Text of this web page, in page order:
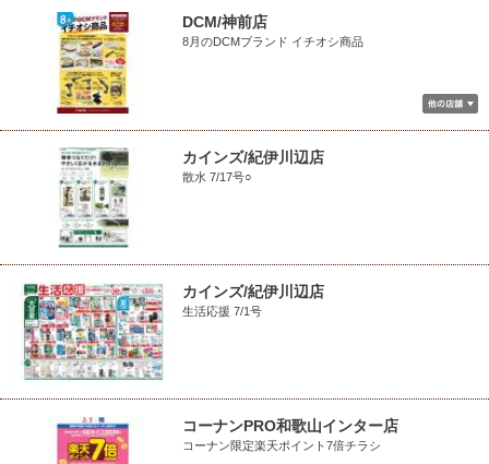
DCM/神前店
8月のDCMブランド イチオシ商品
カインズ/紀伊川辺店
散水 7/17号○
カインズ/紀伊川辺店
生活応援 7/1号
コーナンPRO和歌山インター店
コーナン限定楽天ポイント7倍チラシ